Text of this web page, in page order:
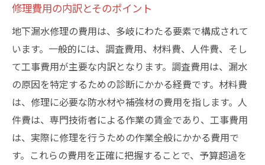
修理費用の内訳とそのポイント
地下漏水修理の費用は、多岐にわたる要素で構成されて
います。一般的には、調査費用、材料費、人件費、そし
て工事費用が主要な内訳となります。調査費用は、漏水
の原因を特定するための診断にかかる経費です。材料費
は、修理に必要な防水材や補強材の費用を指します。人
件費は、専門技術者による作業の賃金であり、工事費用
は、実際に修理を行うための作業全般にかかる費用で
す。これらの費用を正確に把握することで、予算超過を